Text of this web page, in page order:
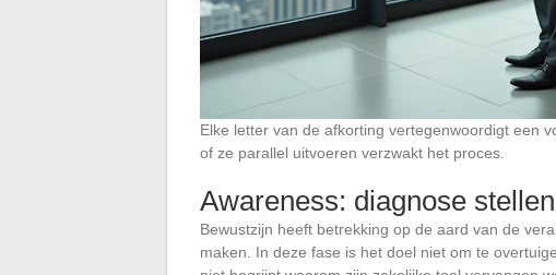
Elke letter van de afkorting vertegenwoordigt een
of ze parallel uitvoeren verzwakt het proces.
Awareness: diagnose
Bewustzijn heeft betrekking op de aard van de
maken. In deze fase is het doel niet om te